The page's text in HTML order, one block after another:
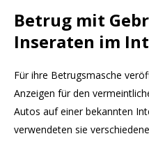
Betrug mit
Inseraten im
Für ihre Betrugsmasche
Anzeigen für den
Autos auf einer bekannten
verwendeten sie